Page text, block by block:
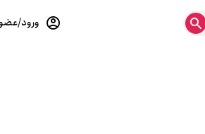
ورود/